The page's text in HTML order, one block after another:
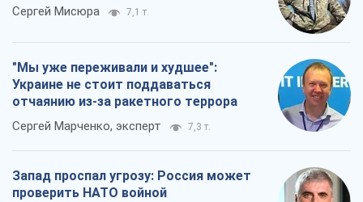
Сергей Мисюра 7,1 т.
"Мы уже переживали и худшее":
Украине не стоит поддаваться
отчаянию из-за ракетного террора
Сергей Марченко, эксперт 7,3 т.
Запад проспал угрозу: Россия может
проверить НАТО войной